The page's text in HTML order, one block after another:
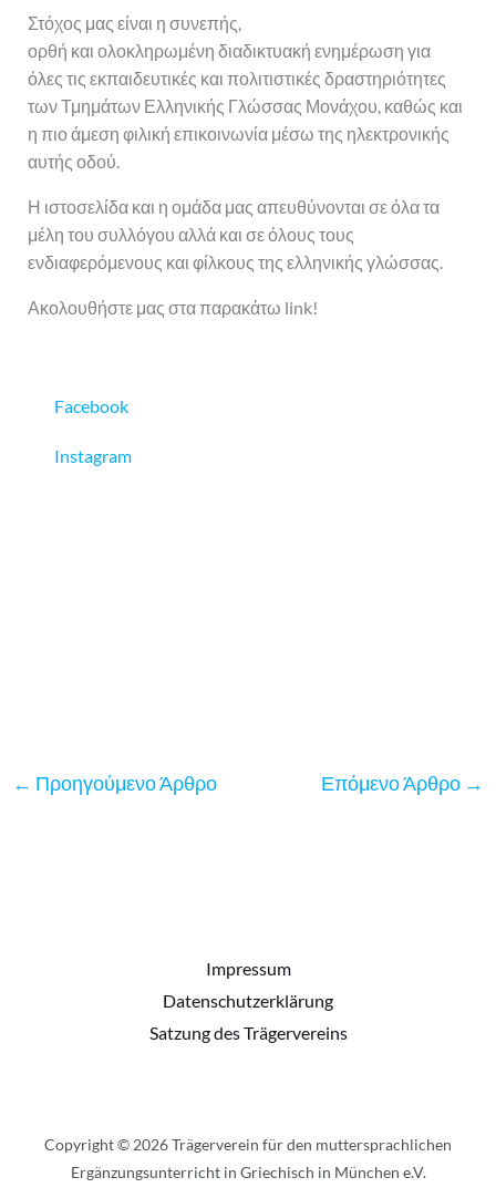
Στόχος μας είναι η συνεπής,
ορθή και ολοκληρωμένη διαδικτυακή ενημέρωση για
όλες τις εκπαιδευτικές και πολιτιστικές δραστηριότητες
των Τμημάτων Ελληνικής Γλώσσας Μονάχου, καθώς και
η πιο άμεση φιλική επικοινωνία μέσω της ηλεκτρονικής
αυτής οδού.
Η ιστοσελίδα και η ομάδα μας απευθύνονται σε όλα τα
μέλη του συλλόγου αλλά και σε όλους τους
ενδιαφερόμενους και φίλκους της ελληνικής γλώσσας.
Ακολουθήστε μας στα παρακάτω link!
Facebook
Instagram
← Προηγούμενο Άρθρο Επόμενο Άρθρο →
Impressum
Datenschutzerklärung
Satzung des Trägervereins
Copyright © 2026 Trägerverein für den muttersprachlichen
Ergänzungsunterricht in Griechisch in München e.V.